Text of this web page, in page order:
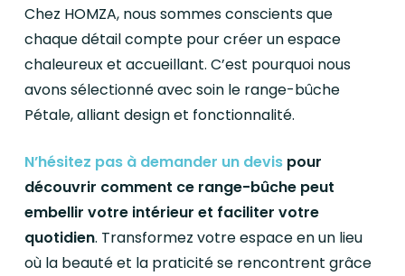
Chez HOMZA, nous sommes conscients que
chaque détail compte pour créer un espace
chaleureux et accueillant. C’est pourquoi nous
avons sélectionné avec soin le range-bûche
Pétale, alliant design et fonctionnalité.
N’hésitez pas à demander un devis pour
découvrir comment ce range-bûche peut
embellir votre intérieur et faciliter votre
quotidien. Transformez votre espace en un lieu
où la beauté et la praticité se rencontrent grâce